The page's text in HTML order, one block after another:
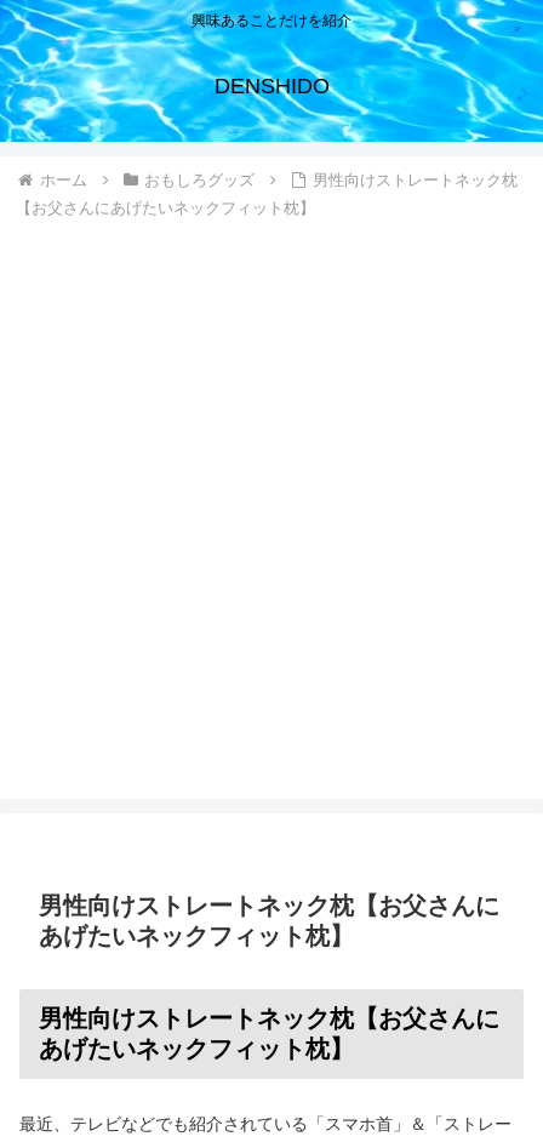
興味あることだけを紹介
DENSHIDO
ホーム おもしろグッズ
男性向けストレートネック枕
【お父さんにあげたいネックフィット枕】
男性向けストレートネック枕【お父さんに
あげたいネックフィット枕】
男性向けストレートネック枕【お父さんに
あげたいネックフィット枕】
最近、テレビなどでも紹介されている「スマホ首」＆「ストレー